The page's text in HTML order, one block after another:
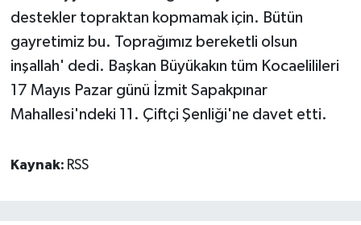
destekler topraktan kopmamak için. Bütün
gayretimiz bu. Toprağımız bereketli olsun
inşallah' dedi. Başkan Büyükakın tüm Kocaelilileri
17 Mayıs Pazar günü İzmit Sapakpınar
Mahallesi'ndeki 11. Çiftçi Şenliği'ne davet etti.
Kaynak: RSS